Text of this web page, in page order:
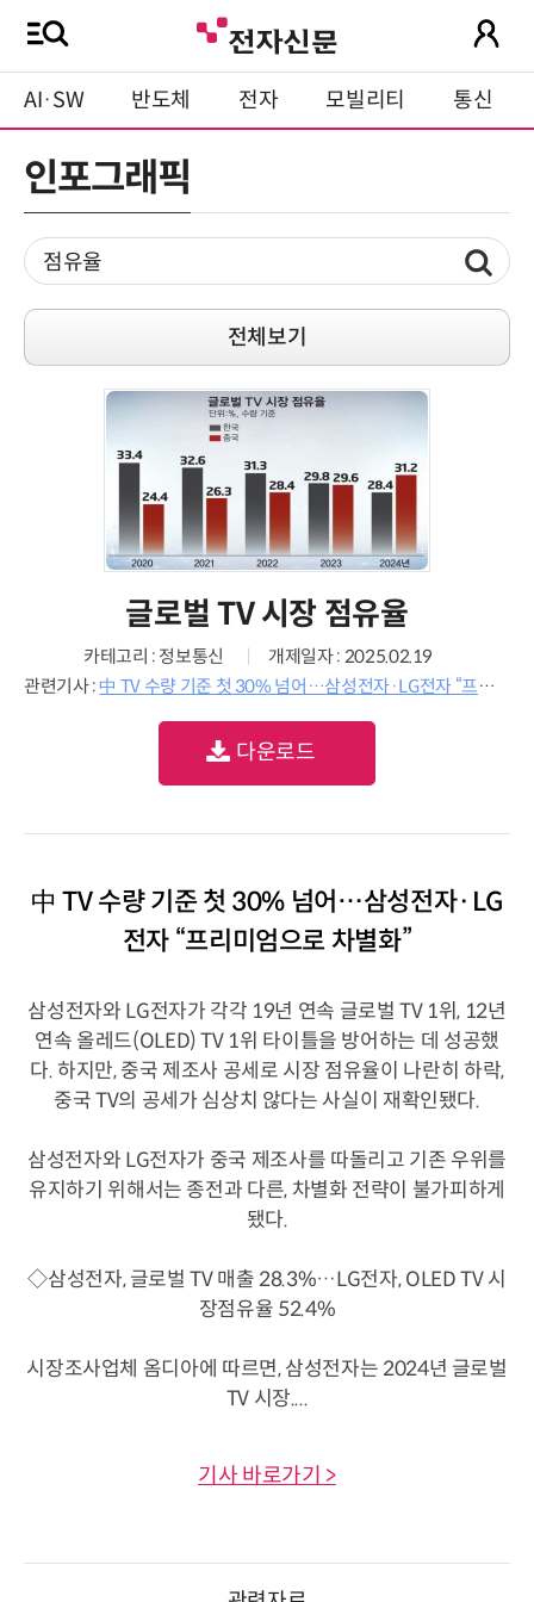
AI·SW 반도체 전자 모빌리티 통신
인포그래픽
전체보기
글로벌 TV 시장 점유율
카테고리 : 정보통신
개제일자 : 2025.02.19
관련기사 :中 TV 수량 기준 첫 30% 넘어…삼성전자·LG전자 “프리미엄으로 차별화”
다운로드
中 TV 수량 기준 첫 30% 넘어…삼성전자·LG
전자 “프리미엄으로 차별화”
삼성전자와 LG전자가 각각 19년 연속 글로벌 TV 1위, 12년
연속 올레드(OLED) TV 1위 타이틀을 방어하는 데 성공했
다. 하지만, 중국 제조사 공세로 시장 점유율이 나란히 하락,
중국 TV의 공세가 심상치 않다는 사실이 재확인됐다.
삼성전자와 LG전자가 중국 제조사를 따돌리고 기존 우위를
유지하기 위해서는 종전과 다른, 차별화 전략이 불가피하게
됐다.
◇삼성전자, 글로벌 TV 매출 28.3%…LG전자, OLED TV 시
장점유율 52.4%
시장조사업체 옴디아에 따르면, 삼성전자는 2024년 글로벌
TV 시장....
기사 바로가기 >